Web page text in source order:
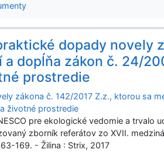
dopady novely
dopĺňa zákon č. 24/
prostredie
zákona č. 142/2017 Z.z., ktorou sa
životné prostredie
pre ekologické vedomie a trvalo
zborník referátov zo XVII.
169. - Žilina : Strix, 2017